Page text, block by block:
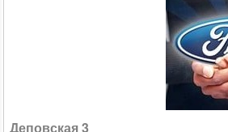
Деповская 3